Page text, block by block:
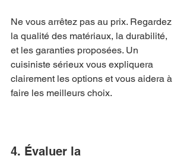
Ne vous arrêtez pas au prix. Regardez
la qualité des matériaux, la durabilité,
et les garanties proposées. Un
cuisiniste sérieux vous expliquera
clairement les options et vous aidera à
faire les meilleurs choix.
4. Évaluer la